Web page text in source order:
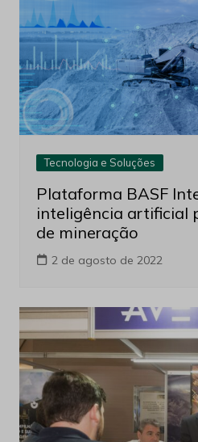
Tecnologia e Soluções
Plataforma BASF
inteligência artificial
de mineração
2 de agosto de 2022